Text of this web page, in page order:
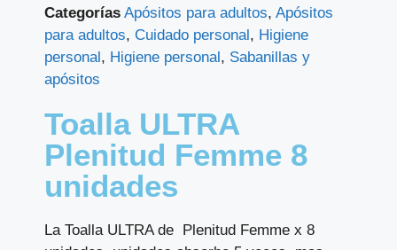
Categorías Apósitos para adultos, Apósitos
para adultos, Cuidado personal, Higiene
personal, Higiene personal, Sabanillas y
apósitos
Toalla ULTRA
Plenitud Femme 8
unidades
La Toalla ULTRA de Plenitud Femme x 8